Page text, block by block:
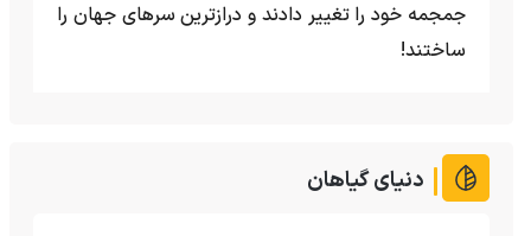
جمجمه خود را تغییر دادند و درازترین سرهای جهان را
ساختند!
دنیای گیاهان